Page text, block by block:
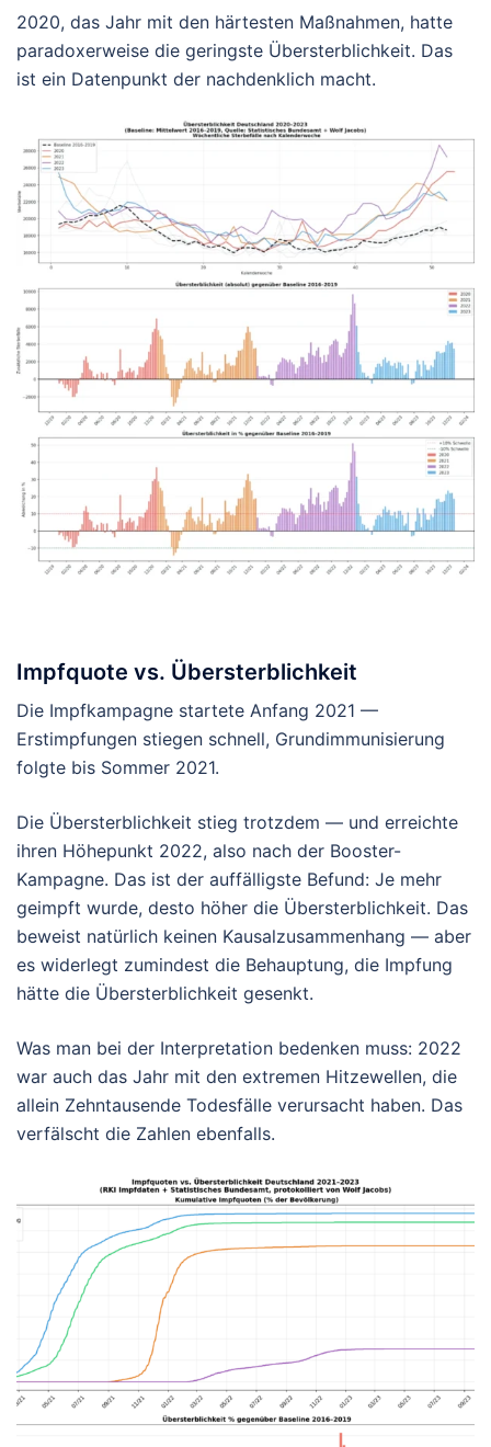
2020, das Jahr mit den härtesten Maßnahmen, hatte
paradoxerweise die geringste Übersterblichkeit. Das
ist ein Datenpunkt der nachdenklich macht.
Impfquote vs. Übersterblichkeit
Die Impfkampagne startete Anfang 2021 —
Erstimpfungen stiegen schnell, Grundimmunisierung
folgte bis Sommer 2021.
Die Übersterblichkeit stieg trotzdem — und erreichte
ihren Höhepunkt 2022, also nach der Booster-
Kampagne. Das ist der auffälligste Befund: Je mehr
geimpft wurde, desto höher die Übersterblichkeit. Das
beweist natürlich keinen Kausalzusammenhang — aber
es widerlegt zumindest die Behauptung, die Impfung
hätte die Übersterblichkeit gesenkt.
Was man bei der Interpretation bedenken muss: 2022
war auch das Jahr mit den extremen Hitzewellen, die
allein Zehntausende Todesfälle verursacht haben. Das
verfälscht die Zahlen ebenfalls.